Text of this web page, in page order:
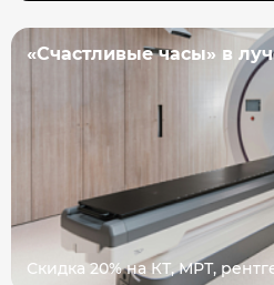
«Счастливые часы» в
Скидка 20% на КТ, МРТ,